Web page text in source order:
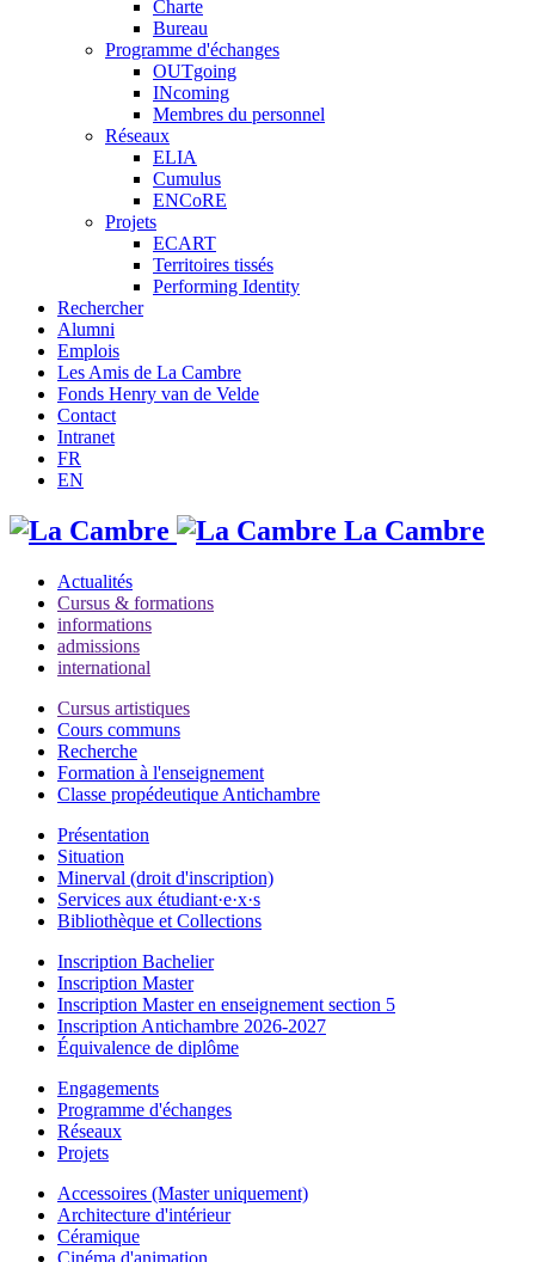
Charte
Bureau
Programme d'échanges
OUTgoing
INcoming
Membres du personnel
Réseaux
ELIA
Cumulus
ENCoRE
Projets
ECART
Territoires tissés
Performing Identity
Rechercher
Alumni
Emplois
Les Amis de La Cambre
Fonds Henry van de Velde
Contact
Intranet
FR
EN
La Cambre
Actualités
Cursus & formations
informations
admissions
international
Cursus artistiques
Cours communs
Recherche
Formation à l'enseignement
Classe propédeutique Antichambre
Présentation
Situation
Minerval (droit d'inscription)
Services aux étudiant·e·x·s
Bibliothèque et Collections
Inscription Bachelier
Inscription Master
Inscription Master en enseignement section 5
Inscription Antichambre 2026-2027
Équivalence de diplôme
Engagements
Programme d'échanges
Réseaux
Projets
Accessoires (Master uniquement)
Architecture d'intérieur
Céramique
Cinéma d'animation